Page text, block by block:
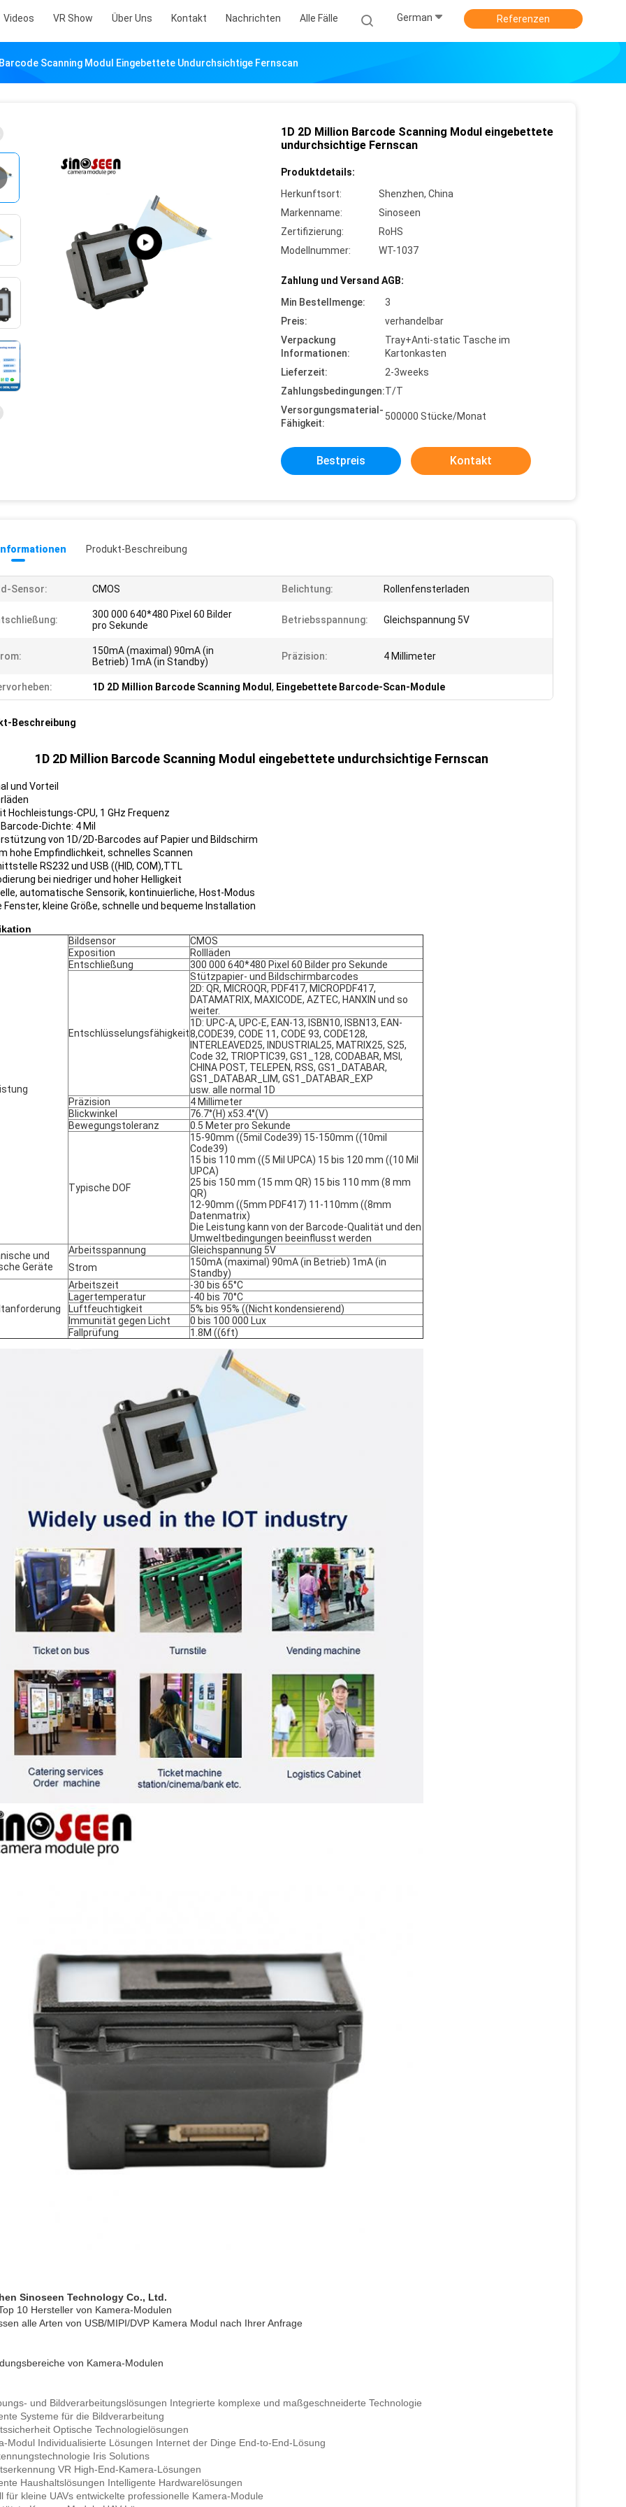
Videos VR Show Über Uns Kontakt Nachrichten Alle Fälle German Referenzen
Scanning Modul Eingebettete Undurchsichtige Fernscan
1D 2D Million Barcode Scanning Modul eingebettete
undurchsichtige Fernscan
Produktdetails:
Herkunftsort:
Shenzhen, China
Markenname:
Sinoseen
Zertifizierung:
RoHS
Modellnummer:
WT-1037
Zahlung und Versand AGB:
Min Bestellmenge:
3
Preis:
verhandelbar
Verpackung
Informationen:
Tray+Anti-static Tasche im
Kartonkasten
Lieferzeit:
2-3weeks
Zahlungsbedingungen:T/T
Versorgungsmaterial-
Fähigkeit:
500000 Stücke/Monat
Bestpreis Kontakt
Produkt-Beschreibung
Sensor: CMOS Belichtung: Rollenfensterladen
300 000 640*480 Pixel 60 Bilder
pro Sekunde
Betriebsspannung: Gleichspannung 5V
150mA (maximal) 90mA (in
Betrieb) 1mA (in Standby)
Präzision: 4 Millimeter
1D 2D Million Barcode Scanning Modul , Eingebettete Barcode-Scan-Module
Beschreibung
1D 2D Million Barcode Scanning Modul eingebettete undurchsichtige Fernscan
und Vorteil
Hochleistungs-CPU, 1 GHz Frequenz
Dichte: 4 Mil
von 1D/2D-Barcodes auf Papier und Bildschirm
hohe Empfindlichkeit, schnelles Scannen
RS232 und USB ((HID, COM),TTL
bei niedriger und hoher Helligkeit
automatische Sensorik, kontinuierliche, Host-Modus
Fenster, kleine Größe, schnelle und bequeme Installation
Bildsensor
CMOS
Exposition
Rollläden
Entschließung
300 000 640*480 Pixel 60 Bilder pro Sekunde
Entschlüsselungsfähigkeit
Stützpapier- und Bildschirmbarcodes
2D: QR, MICROQR, PDF417, MICROPDF417,
DATAMATRIX, MAXICODE, AZTEC, HANXIN und so
weiter.
1D: UPC-A, UPC-E, EAN-13, ISBN10, ISBN13, EAN-
8,CODE39, CODE 11, CODE 93, CODE128,
INTERLEAVED25, INDUSTRIAL25, MATRIX25, S25,
Code 32, TRIOPTIC39, GS1_128, CODABAR, MSI,
CHINA POST, TELEPEN, RSS, GS1_DATABAR,
GS1_DATABAR_LIM, GS1_DATABAR_EXP
usw. alle normal 1D
Präzision
4 Millimeter
Blickwinkel
76.7°(H) x53.4°(V)
Bewegungstoleranz
0.5 Meter pro Sekunde
Typische DOF
15-90mm ((5mil Code39) 15-150mm ((10mil
Code39)
15 bis 110 mm ((5 Mil UPCA) 15 bis 120 mm ((10 Mil
UPCA)
25 bis 150 mm (15 mm QR) 15 bis 110 mm (8 mm
QR)
12-90mm ((5mm PDF417) 11-110mm ((8mm
Datenmatrix)
Die Leistung kann von der Barcode-Qualität und den
Umweltbedingungen beeinflusst werden
und
Geräte
Arbeitsspannung
Gleichspannung 5V
Strom
150mA (maximal) 90mA (in Betrieb) 1mA (in
Standby)
Arbeitszeit
-30 bis 65°C
Lagertemperatur
-40 bis 70°C
Luftfeuchtigkeit
5% bis 95% ((Nicht kondensierend)
Immunität gegen Licht
0 bis 100 000 Lux
Fallprüfung
1.8M ((6ft)
Sinoseen Technology Co., Ltd.
10 Hersteller von Kamera-Modulen
alle Arten von USB/MIPI/DVP Kamera Modul nach Ihrer Anfrage
von Kamera-Modulen
und Bildverarbeitungslösungen Integrierte komplexe und maßgeschneiderte Technologie
Systeme für die Bildverarbeitung
Optische Technologielösungen
Modul Individualisierte Lösungen Internet der Dinge End-to-End-Lösung
Iris Solutions
VR High-End-Kamera-Lösungen
Haushaltslösungen Intelligente Hardwarelösungen
für kleine UAVs entwickelte professionelle Kamera-Module